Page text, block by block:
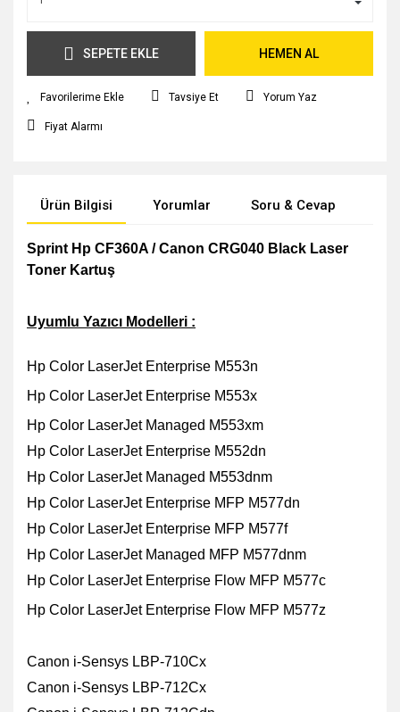
SEPETE EKLE HEMEN AL
Tavsiye Et Yorum Yaz
Fiyat Alarmı
Ürün Bilgisi Yorumlar Soru & Cevap
Sprint Hp CF360A / Canon CRG040 Black Laser
Toner Kartuş
Uyumlu Yazıcı Modelleri :
Hp Color LaserJet Enterprise M553n
Hp Color LaserJet Enterprise M553x
Hp Color LaserJet Managed M553xm
Hp Color LaserJet Enterprise M552dn
Hp Color LaserJet Managed M553dnm
Hp Color LaserJet Enterprise MFP M577dn
Hp Color LaserJet Enterprise MFP M577f
Hp Color LaserJet Managed MFP M577dnm
Hp Color LaserJet Enterprise Flow MFP M577c
Hp Color LaserJet Enterprise Flow MFP M577z
Canon i-Sensys LBP-710Cx
Canon i-Sensys LBP-712Cx